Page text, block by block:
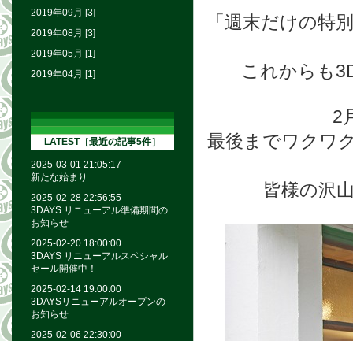
「週末だけの特
これからも
2
最後までワクワ
皆様の沢
2019年09月 [3]
2019年08月 [3]
2019年05月 [1]
2019年04月 [1]
LATEST［最近の記事5件］
2025-03-01 21:05:17
新たな始まり
2025-02-28 22:56:55
3DAYS リニューアル準備期間の
お知らせ
2025-02-20 18:00:00
3DAYS リニューアルスペシャル
セール開催中！
2025-02-14 19:00:00
3DAYSリニューアルオープンの
お知らせ
2025-02-06 22:30:00